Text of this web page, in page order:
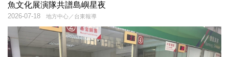
魚文化展演隊共譜島嶼星夜
地方中心／台東報導
2026-07-18